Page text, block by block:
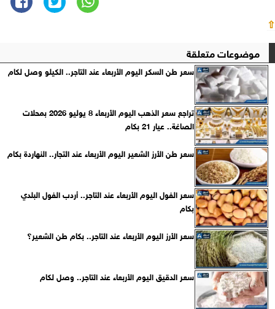
⇧
موضوعات متعلقة
سعر طن السكر اليوم الأربعاء عند التاجر.. الكيلو وصل لكام
تراجع سعر الذهب اليوم الأربعاء 8 يوليو 2026 بمحلات
الصاغة.. عيار 21 بكام
سعر طن الأرز الشعير اليوم الأربعاء عند التجار.. النهاردة بكام
سعر الفول اليوم الأربعاء عند التاجر.. أردب الفول البلدي
بكام
سعر الأرز اليوم الأربعاء عند التاجر.. بكام طن الشعير؟
سعر الدقيق اليوم الأربعاء عند التاجر.. وصل لكام